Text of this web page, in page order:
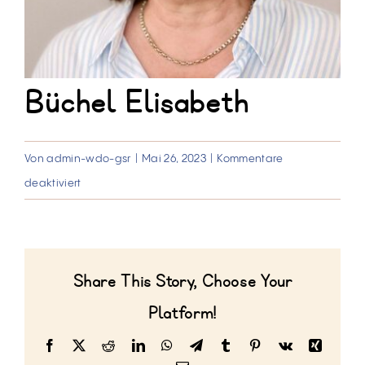
Büchel Elisabeth
Vonadmin-wdo-gsr Mai 26, 2023
Kommentare
deaktiviertfür
Share This Story, Choose Your
Platform!
Facebook RedditLinkedInWhatsApp
TelegramTumblr Pinterest
Vk
Xing